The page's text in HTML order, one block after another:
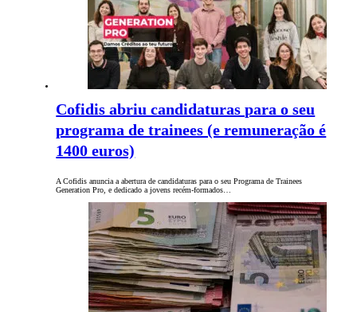
Cofidis abriu candidaturas para o seu
programa de trainees (e remuneração é
1400 euros)
A Cofidis anuncia a abertura de candidaturas para o seu Programa de Trainees
Generation Pro, e dedicado a jovens recém-formados…